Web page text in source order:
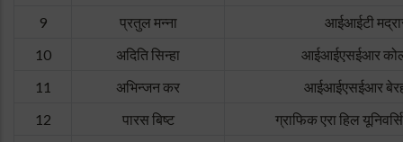
9
प्रतुल मन्ना
आईआईटी
10
अदिति सिन्हा
आईआईएसईआर
11
अभिन्जन कर
आईआईएसईआर
12
पारस बिष्ट
ग्राफिक एरा हिल